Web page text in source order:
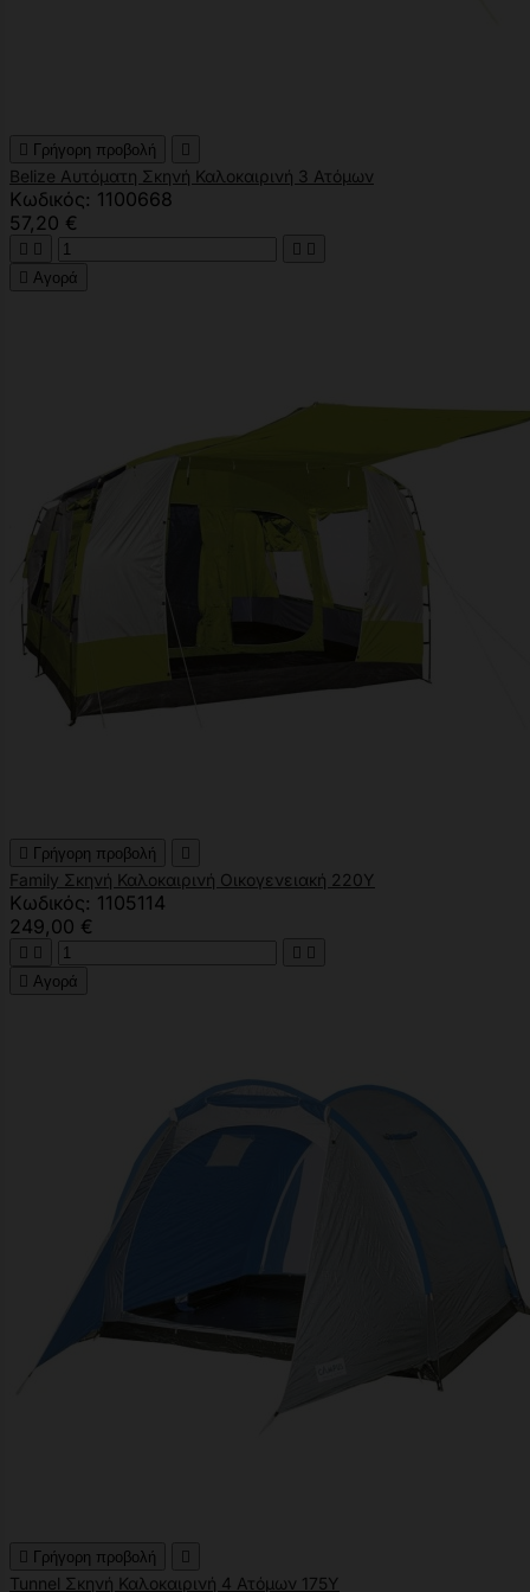
 Γρήγορη προβολή 
Belize Αυτόματη Σκηνή Καλοκαιρινή 3 Ατόμων
Κωδικός: 1100668
57,20 €
   
 Αγορά
 Γρήγορη προβολή 
Family Σκηνή Καλοκαιρινή Οικογενειακή 220Υ
Κωδικός: 1105114
249,00 €
   
 Αγορά
 Γρήγορη προβολή 
Tunnel Σκηνή Καλοκαιρινή 4 Ατόμων 175Υ